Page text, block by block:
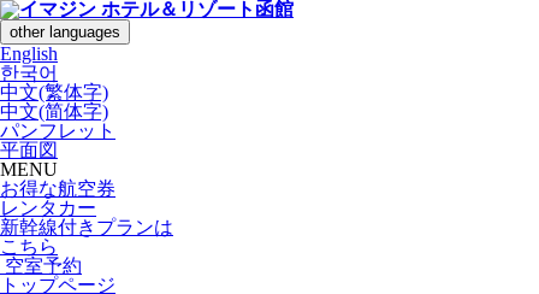
other languages
English
한국어
中文(繁体字)
中文(简体字)
パンフレット
平面図
MENU
お得な航空券
レンタカー
新幹線付きプランは
こちら
空室予約
トップページ